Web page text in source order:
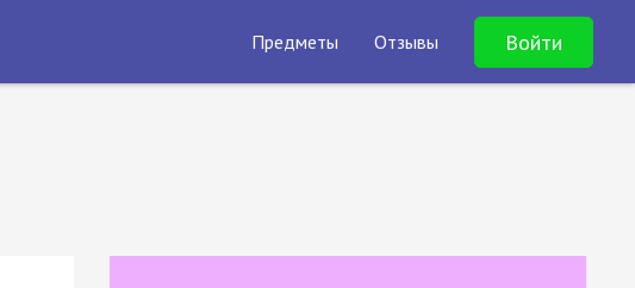
Предметы Отзывы Войти